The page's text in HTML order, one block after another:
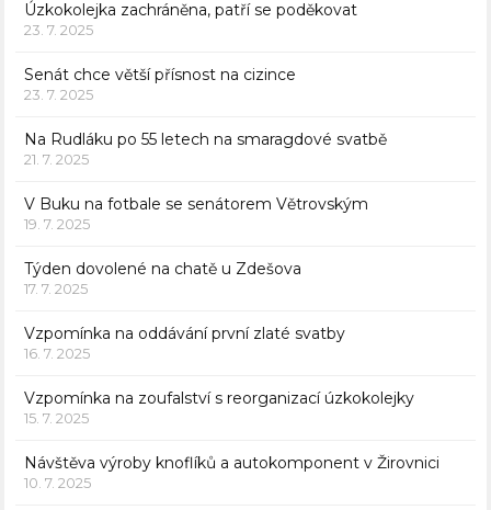
Úzkokolejka zachráněna, patří se poděkovat
23. 7. 2025
Senát chce větší přísnost na cizince
23. 7. 2025
Na Rudláku po 55 letech na smaragdové svatbě
21. 7. 2025
V Buku na fotbale se senátorem Větrovským
19. 7. 2025
Týden dovolené na chatě u Zdešova
17. 7. 2025
Vzpomínka na oddávání první zlaté svatby
16. 7. 2025
Vzpomínka na zoufalství s reorganizací úzkokolejky
15. 7. 2025
Návštěva výroby knoflíků a autokomponent v Žirovnici
10. 7. 2025